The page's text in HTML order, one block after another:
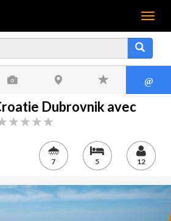
Menu
@
Dubrovnik avec
7 5 12